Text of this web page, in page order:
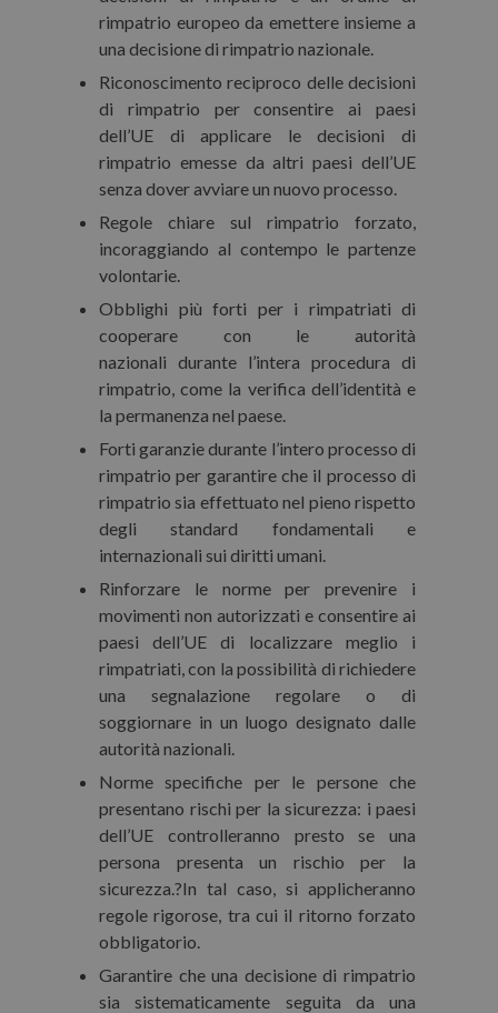
rimpatrio europeo da emettere insieme a
una decisione di rimpatrio nazionale.
Riconoscimento reciproco delle decisioni
di rimpatrio per consentire ai paesi
dell’UE di applicare le decisioni di
rimpatrio emesse da altri paesi dell’UE
senza dover avviare un nuovo processo.
Regole chiare sul rimpatrio forzato
incoraggiando al contempo le partenze
volontarie.
Obblighi più forti per i rimpatriati di
cooperare con le autorità
nazionali durante l’intera procedura di
rimpatrio, come la verifica dell’identità e
la permanenza nel paese.
Forti garanzie durante l’intero processo di
rimpatrio per garantire che il processo di
rimpatrio sia effettuato nel pieno rispetto
degli standard fondamentali e
internazionali sui diritti umani
Rinforzare le norme per prevenire i
movimenti non autorizzati e consentire ai
paesi dell’UE di localizzare meglio i
rimpatriati, con la possibilità di richiedere
una segnalazione regolare o di
soggiornare in un luogo designato dalle
autorità nazionali.
Norme specifiche per le persone che
presentano rischi per la sicurezza: i paesi
dell’UE controlleranno presto se una
persona presenta un rischio per la
sicurezza.?In tal caso, si applicheranno
regole rigorose, tra cui il ritorno forzato
obbligatorio.
Garantire cheuna decisione di rimpatrio
sia sistematicamente seguita da una